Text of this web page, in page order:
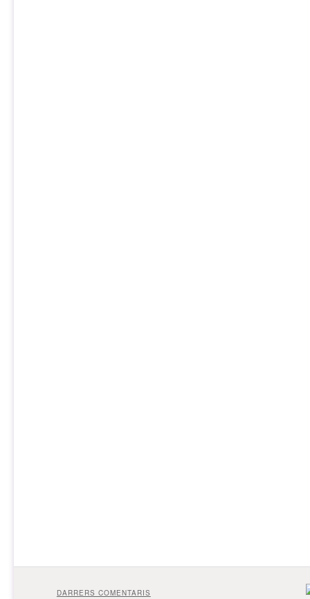
DARRERS COMENTARIS